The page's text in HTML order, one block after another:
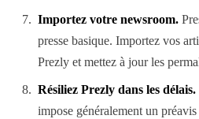
Importez votre newsroom.
presse basique. Importez vos
Prezly et mettez à jour les
Résiliez Prezly dans les délais.
impose généralement un